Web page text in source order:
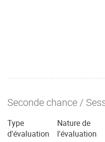
Seconde chance /
Type
d'évaluation
Nature de
l'évaluation